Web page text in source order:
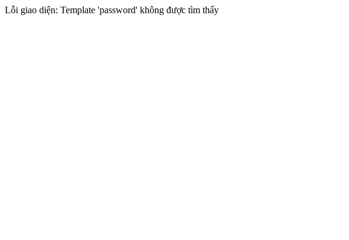
Lỗi giao diện: Template 'password' không được tìm thấy